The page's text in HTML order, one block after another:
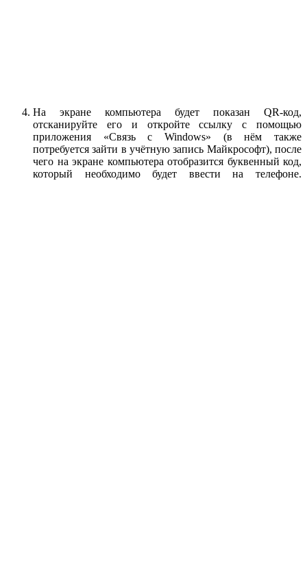
На экране компьютера будет показан QR-код,
отсканируйте его и откройте ссылку с помощью
приложения «Связь с Windows» (в нём также
потребуется зайти в учётную запись Майкрософт), после
чего на экране компьютера отобразится буквенный код,
который необходимо будет ввести на телефоне.